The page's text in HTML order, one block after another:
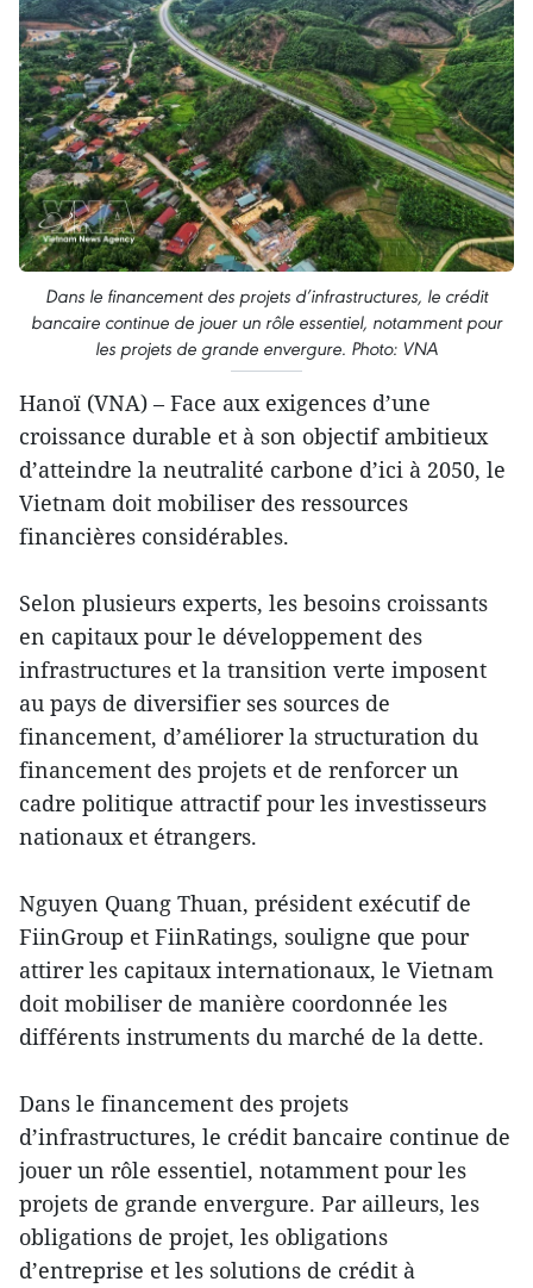
Dans le financement des projets d’infrastructures, le crédit
bancaire continue de jouer un rôle essentiel, notamment pour
les projets de grande envergure. Photo: VNA
Hanoï (VNA) – Face aux exigences d’une
croissance durable et à son objectif ambitieux
d’atteindre la neutralité carbone d’ici à 2050, le
Vietnam doit mobiliser des ressources
financières considérables.
Selon plusieurs experts, les besoins croissants
en capitaux pour le développement des
infrastructures et la transition verte imposent
au pays de diversifier ses sources de
financement, d’améliorer la structuration du
financement des projets et de renforcer un
cadre politique attractif pour les investisseurs
nationaux et étrangers.
Nguyen Quang Thuan, président exécutif de
FiinGroup et FiinRatings, souligne que pour
attirer les capitaux internationaux, le Vietnam
doit mobiliser de manière coordonnée les
différents instruments du marché de la dette.
Dans le financement des projets
d’infrastructures, le crédit bancaire continue de
jouer un rôle essentiel, notamment pour les
projets de grande envergure. Par ailleurs, les
obligations de projet, les obligations
d’entreprise et les solutions de crédit à